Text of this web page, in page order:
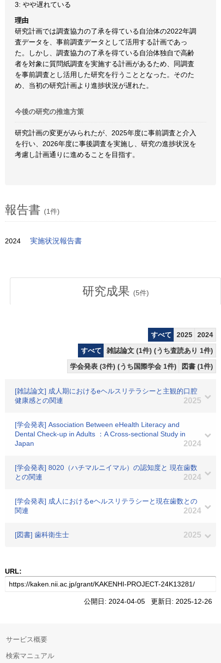
3: やや遅れている
理由
研究計画では調査協力の了承を得ている自治体の2022年調
査データを、事前調査データとして活用する計画であっ
た。しかし、調査協力の了承を得ている自治体独自で高齢
者を対象に質問紙調査を実施する計画があるため、同調査
を事前調査とし活用した研究を行うこととなった。そのた
め、当初の研究計画より進捗状況が遅れた。
今後の研究の推進方策
研究計画の変更がみられたが、2025年度に事前調査と介入
を行い、2026年度に事後調査を実施し、研究の進捗状況を
考慮し計画通りに進めることを目指す。
報告書 (1件)
2024 実施状況報告書
研究成果 (5件)
すべて 2025
2024
すべて
雑誌論文 (1件) (うち査読あり 1件)
学会発表 (3件) (うち国際学会 1件)
図書 (1件)
[雑誌論文] 成人期におけるeヘルスリテラシーと主観的口腔
健康感との関連
2025
[学会発表] Association Between eHealth Literacy and
Dental Check-up in Adults ：A Cross-sectional Study in
Japan
2024
[学会発表] 8020（ハチマルニイマル）の認知度と 現在歯数
との関連
2024
[学会発表] 成人におけるeヘルスリテラシーと現在歯数との
関連
2024
[図書] 歯科衛生士 2025
URL:
公開日: 2024-04-05 更新日: 2025-12-26
サービス概要
検索マニュアル